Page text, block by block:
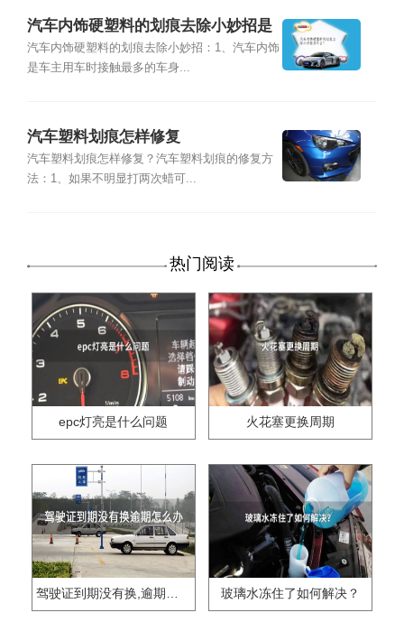
汽车内饰硬塑料的划痕去除小妙招是
什么?
汽车内饰硬塑料的划痕去除小妙招：1、汽车内饰
是车主用车时接触最多的车身...
汽车塑料划痕怎样修复
汽车塑料划痕怎样修复？汽车塑料划痕的修复方
法：1、如果不明显打两次蜡可...
热门阅读
epc灯亮是什么问题 火花塞更换周期
驾驶证到期没有换,逾期怎么办?? 玻璃水冻住了如何解决？